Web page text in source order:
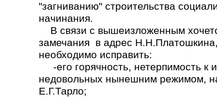
"загниванию" строительства
начинания.
В связи с вышеизложенным
замечания в адрес
необходимо исправить:
-его горячность, нетерпимость
недовольных нынешним режимом,
Е.Г.Тарло;